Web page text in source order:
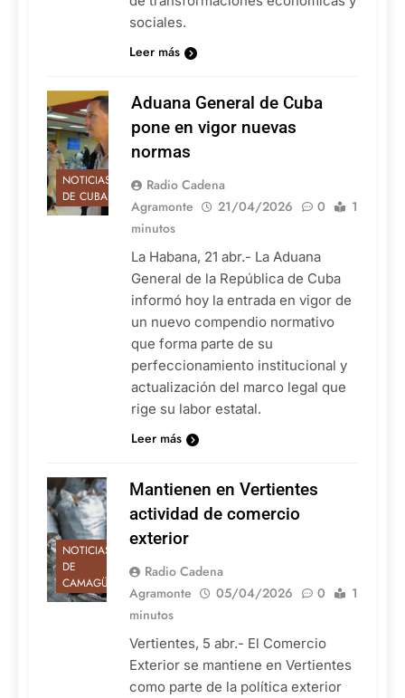
sociales.
Leer más
NOTICIAS
DE CUBA
Aduana General de Cuba
pone en vigor nuevas
normas
Radio Cadena
Agramonte
21/04/2026 0
1
minutos
La Habana, 21 abr.- La Aduana
General de la República de Cuba
informó hoy la entrada en vigor de
un nuevo compendio normativo
que forma parte de su
perfeccionamiento institucional y
actualización del marco legal que
rige su labor estatal.
Leer más
NOTICIAS
DE
CAMAGÜEY
Mantienen en Vertientes
actividad de comercio
exterior
Radio Cadena
Agramonte
05/04/2026 0
1
minutos
Vertientes, 5 abr.- El Comercio
Exterior se mantiene en Vertientes
como parte de la política exterior